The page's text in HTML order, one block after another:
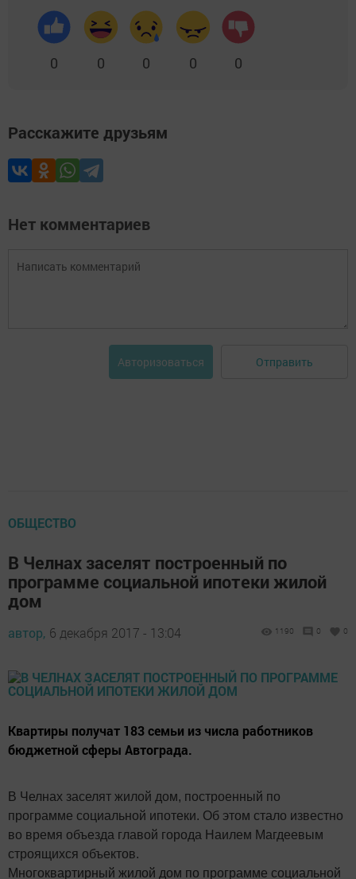
0 0 0 0 0
Расскажите друзьям
Нет комментариев
Авторизоваться Отправить
ОБЩЕСТВО
В Челнах заселят построенный по
программе социальной ипотеки жилой
дом
автор, 6 декабря 2017 - 13:04 1190 0 0
Квартиры получат 183 семьи из числа работников
бюджетной сферы Автограда.
В Челнах заселят жилой дом, построенный по
программе социальной ипотеки. Об этом стало известно
во время объезда главой города Наилем Магдеевым
строящихся объектов.
Многоквартирный жилой дом по программе социальной